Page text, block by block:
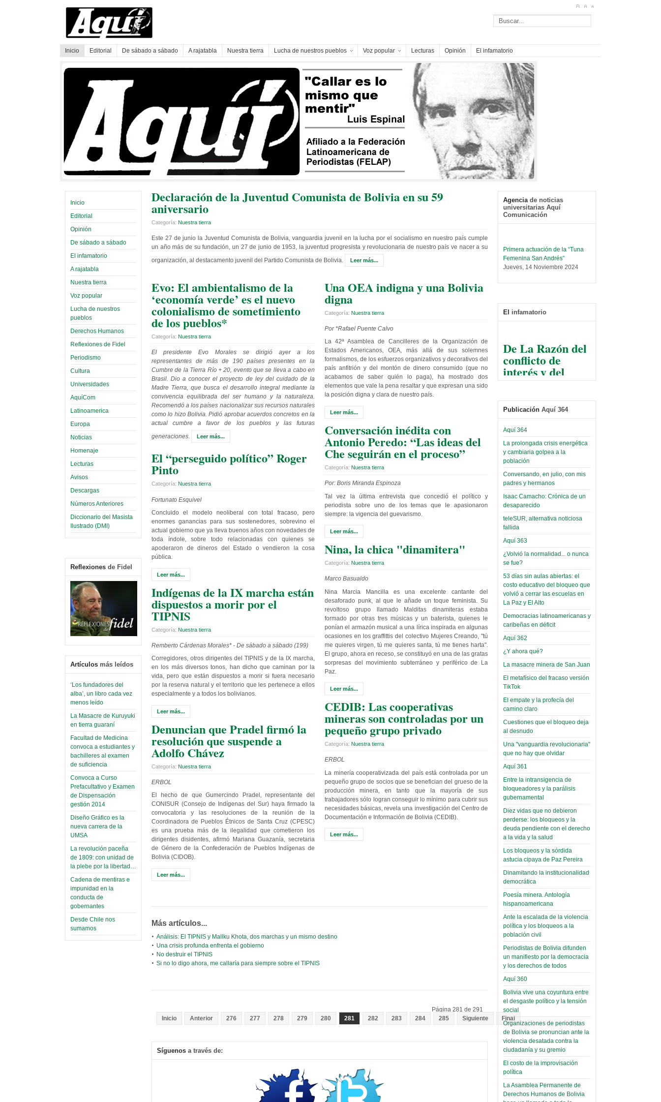
Inicio Editorial De sábado a sábado A rajatabla Nuestra tierra Lucha de nuestros pueblos Voz popular Lecturas Opinión El infamatorio
Inicio
Editorial
Opinión
De sábado a sábado
El infamatorio
A rajatabla
Nuestra tierra
Voz popular
Lucha de nuestros
pueblos
Derechos Humanos
Reflexiones de Fidel
Periodismo
Cultura
Universidades
AquíCom
Latinoamerica
Europa
Noticias
Homenaje
Lecturas
Avisos
Descargas
Números Anteriores
Diccionario del Masista
Ilustrado (DMI)
Reflexiones de Fidel
Artículos más leídos
‘Los fundadores del
alba’, un libro cada vez
menos leído
La Masacre de Kuruyuki
en tierra guaraní
Facultad de Medicina
convoca a estudiantes y
bachilleres al examen
de suficiencia
Convoca a Curso
Prefacultativo y Examen
de Dispensación
gestión 2014
Diseño Gráfico es la
nueva carrera de la
UMSA
La revolución paceña
de 1809: con unidad de
la plebe por la libertad…
Cadena de mentiras e
impunidad en la
conducta de
gobernantes
Desde Chile nos
sumamos
Declaración de la Juventud Comunista de Bolivia en su 59
aniversario
Categoría: Nuestra tierra
Este 27 de junio la Juventud Comunista de Bolivia, vanguardia juvenil en la lucha por el socialismo en nuestro país cumple
un año más de su fundación, un 27 de junio de 1953, la juventud progresista y revolucionaria de nuestro país ve nacer a su
organización, al destacamento juvenil del Partido Comunista de Bolivia.
Leer más...
Evo: El ambientalismo de la
‘economía verde’ es el nuevo
colonialismo de sometimiento
de los pueblos*
Categoría: Nuestra tierra
El presidente Evo Morales se dirigió ayer a los
representantes de más de 190 países presentes en la
Cumbre de la Tierra Río + 20, evento que se lleva a cabo en
Brasil. Dio a conocer el proyecto de ley del cuidado de la
Madre Tierra, que busca el desarrollo integral mediante la
convivencia equilibrada del ser humano y la naturaleza.
Recomendó a los países nacionalizar sus recursos naturales
como lo hizo Bolivia. Pidió aprobar acuerdos concretos en la
actual cumbre a favor de los pueblos y las futuras
generaciones.
Leer más...
El “perseguido político” Roger
Pinto
Categoría: Nuestra tierra
Fortunato Esquivel
Concluido el modelo neoliberal con total fracaso, pero
enormes ganancias para sus sostenedores, sobrevino el
actual gobierno que ya lleva buenos años con novedades de
toda índole, sobre todo relacionadas con quienes se
apoderaron de dineros del Estado o vendieron la cosa
pública.
Leer más...
Indígenas de la IX marcha están
dispuestos a morir por el
TIPNIS
Categoría: Nuestra tierra
Remberto Cárdenas Morales* - De sábado a sábado (199)
Corregidores, otros dirigentes del TIPNIS y de la IX marcha,
en los más diversos tonos, han dicho que caminan por la
vida, pero que están dispuestos a morir si fuera necesario
por la reserva natural y el territorio que les pertenece a ellos
especialmente y a todos los bolivianos.
Leer más...
Denuncian que Pradel firmó la
resolución que suspende a
Adolfo Chávez
Categoría: Nuestra tierra
ERBOL
El hecho de que Gumercindo Pradel, representante del
CONISUR (Consejo de Indígenas del Sur) haya firmado la
convocatoria y las resoluciones de la reunión de la
Coordinadora de Pueblos Étnicos de Santa Cruz (CPESC)
es una prueba más de la ilegalidad que cometieron los
dirigentes disidentes, afirmó Mariana Guazanía, secretaria
de Género de la Confederación de Pueblos Indígenas de
Bolivia (CIDOB).
Leer más...
Una OEA indigna y una Bolivia
digna
Categoría: Nuestra tierra
Por *Rafael Puente Calvo
La 42ª Asamblea de Cancilleres de la Organización de
Estados Americanos, OEA, más allá de sus solemnes
formalismos, de los esfuerzos organizativos y decorativos del
país anfitrión y del montón de dinero consumido (que no
acabamos de saber quién lo paga), ha mostrado dos
elementos que vale la pena resaltar y que expresan una sido
la posición digna y clara de nuestro país.
Leer más...
Conversación inédita con
Antonio Peredo: “Las ideas del
Che seguirán en el proceso”
Categoría: Nuestra tierra
Por: Boris Miranda Espinoza
Tal vez la última entrevista que concedió el político y
periodista sobre uno de los temas que le apasionaron
siempre: la vigencia del guevarismo.
Leer más...
Nina, la chica "dinamitera"
Categoría: Nuestra tierra
Marco Basualdo
Nina Marcia Mancilla es una excelente cantante del
desaforado punk, al que le añade un toque feminista. Su
revoltoso grupo llamado Malditas dinamiteras estaba
formado por otras tres músicas y un baterista, quienes le
ponían el armazón musical a una lírica inspirada en algunas
ocasiones en los graffittis del colectivo Mujeres Creando, "tú
me quieres virgen, tú me quieres santa, tú me tienes harta".
El grupo, ahora en receso, se constituyó en una de las gratas
sorpresas del movimiento subterráneo y periférico de La
Paz.
Leer más...
CEDIB: Las cooperativas
mineras son controladas por un
pequeño grupo privado
Categoría: Nuestra tierra
ERBOL
La minería cooperativizada del país está controlada por un
pequeño grupo de socios que se benefician del grueso de la
producción minera, en tanto que la mayoría de sus
trabajadores sólo logran conseguir lo mínimo para cubrir sus
necesidades básicas, revela una investigación del Centro de
Documentación e Información de Bolivia (CEDIB).
Leer más...
Más artículos...
Análisis: El TIPNIS y Mallku Khota, dos marchas y un mismo destino
Una crisis profunda enfrenta el gobierno
No destruir el TIPNIS
Si no lo digo ahora, me callaría para siempre sobre el TIPNIS
Página 281 de 291
Inicio
Anterior 276 277 278 279 280 281 282 283 284 285 Siguiente Final
Síguenos a través de:
Agencia de noticias
universitarias Aquí
Comunicación
Primera actuación de la “Tuna
Femenina San Andrés”
Jueves, 14 Noviembre 2024
Sábado, 14 Septiembre 2024
taller de software estadístico en
la UMSA
Sábado, 14 Septiembre 2024
certificados por apoyo al
Séptimo Encuentro de
Sábado, 14 Octubre 2023
Leer Más...
Trabajo Social de la UMSA
volverá a las urnas para elegir a
su directora
Sábado, 14 Octubre 2023
Leer Más...
Candidatos del MAS se
presentarán en la UMSA
Jueves, 14 Septiembre 2023
Leer Más...
Carrera de Geografía realiza
Segundo Congreso Nacional
Viernes, 14 Octubre 2022
Leer Más...
Docentes y estudiantes de
Trabajo Social de la UMSA
elegirán directora
Viernes, 14 Octubre 2022
Leer Más...
“Tuna Femenina San Andrés”
toca y canta con coraje
Miércoles, 14 Septiembre 2022
Leer Más...
Posesionan a dirigentes de
Asociación de Docentes
Domingo, 14 Agosto 2022
Leer Más...
El infamatorio
De La Razón del
conflicto de
interés y del
razonable arte
y esconder la
mano
El Infamatorio
Jueves, 10 Diciembre 2020
Read more...
Infierno Covid
parte VI:
Gabinete de
Áñez se atribuye
construcción de
hospitales
prefabricados en
la que no tuvo
participación;
más de 24 horas
después rectifica
parcialmente
El Infamatorio
Miércoles, 09 Diciembre 2020
Read more...
Interpretación
de un álbum de
narco-fotos
(Miscelánea
Palaciega 8)
El Infamatorio
Miércoles, 19 Junio 2019
Read more...
Cosmética
descolonizadora
(Miscelánea
palaciega 7)
El Infamatorio
Lunes, 27 Mayo 2019
Read more...
Creacionismo,
filtraciones e
inicio de la
campaña del
MAS
(Miscelánea
palaciega 6)
El Infamatorio
Domingo, 12 Mayo 2019
Read more...
Publicación Aquí 364
Aquí 364
La prolongada crisis energética
y cambiaria golpea a la
población
Conversando, en julio, con mis
padres y hermanos
Isaac Camacho: Crónica de un
desaparecido
teleSUR, alternativa noticiosa
fallida
Aquí 363
¿Volvió la normalidad... o nunca
se fue?
53 días sin aulas abiertas: el
costo educativo del bloqueo que
volvió a cerrar las escuelas en
La Paz y El Alto
Democracias latinoamericanas y
caribeñas en déficit
Aquí 362
¿Y ahora qué?
La masacre minera de San Juan
El metafísico del fracaso versión
TikTok
El empate y la profecía del
camino claro
Cuestiones que el bloqueo deja
al desnudo
Una "vanguardia revolucionaria"
que no hay que olvidar
Aquí 361
Entre la intransigencia de
bloqueadores y la parálisis
gubernamental
Diez vidas que no debieron
perderse: los bloqueos y la
deuda pendiente con el derecho
a la vida y la salud
Los bloqueos y la sórdida
astucia cipaya de Paz Pereira
Dinamitando la institucionalidad
democrática
Poesía minera. Antología
hispanoamericana
Ante la escalada de la violencia
política y los bloqueos a la
población civil
Periodistas de Bolivia difunden
un manifiesto por la democracia
y los derechos de todos
Aquí 360
Bolivia vive una coyuntura entre
el desgaste político y la tensión
social
Organizaciones de periodistas
de Bolivia se pronuncian ante la
violencia desatada contra la
ciudadanía y su gremio
El costo de la improvisación
política
La Asamblea Permanente de
Derechos Humanos de Bolivia